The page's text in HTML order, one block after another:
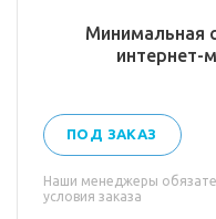
Минимальная
интернет-
ПОД ЗАКАЗ
Наши менеджеры
условия заказа